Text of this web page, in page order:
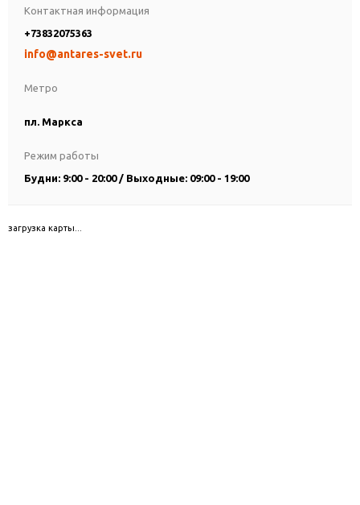
Метро
пл. Маркса
Контактная информация
+73832075363
info@antares-svet.ru
Режим работы
Будни: 9:00 - 20:00 / Выходные: 09:00 - 19:00
загрузка карты...